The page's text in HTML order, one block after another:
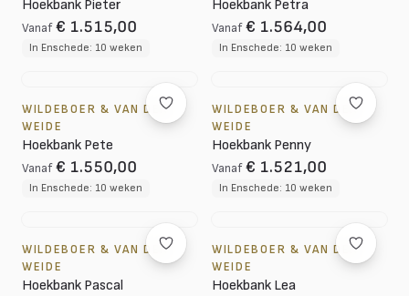
Hoekbank Pieter
Vanaf € 1.515,00
In Enschede: 10 weken
Hoekbank Petra
Vanaf € 1.564,00
In Enschede: 10 weken
WILDEBOER & VAN DER
WEIDE
Hoekbank Pete
Vanaf € 1.550,00
In Enschede: 10 weken
WILDEBOER & VAN DER
WEIDE
Hoekbank Penny
Vanaf € 1.521,00
In Enschede: 10 weken
WILDEBOER & VAN DER
WEIDE
Hoekbank Pascal
WILDEBOER & VAN DER
WEIDE
Hoekbank Lea